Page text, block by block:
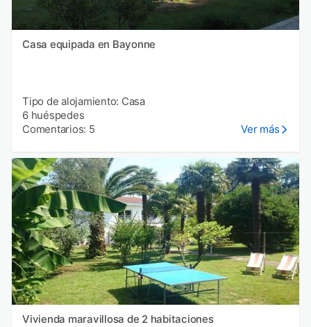
Casa equipada en Bayonne
Tipo de alojamiento: Casa
6 huéspedes
Comentarios: 5
Ver más
Vivienda maravillosa de 2 habitaciones